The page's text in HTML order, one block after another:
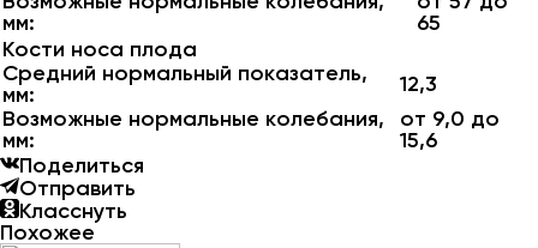
мм:
65
Кости носа плода
Средний нормальный показатель,
мм:
12,3
Возможные нормальные колебания,
мм:
от 9,0 до
15,6
Поделиться
Отправить
Класснуть
Похожее